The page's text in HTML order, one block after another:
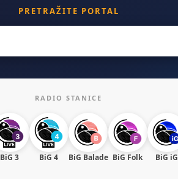
PRETRAŽITE PORTAL
RADIO STANICE
BiG 3 BiG 4 BiG Balade BiG Folk BiG iG